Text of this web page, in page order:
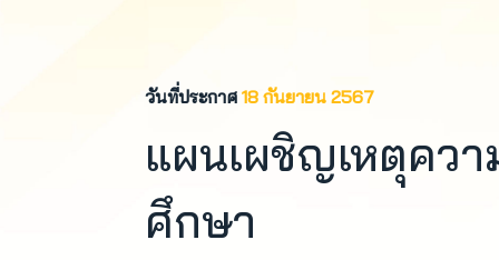
วันที่ประกาศ 18 กันยายน 2567
แผนเผชิญเหตุคว
ศึกษา